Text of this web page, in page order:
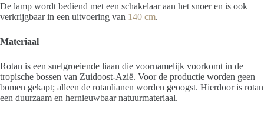
De lamp wordt bediend met een schakelaar aan het snoer en is ook
verkrijgbaar in een uitvoering van 140 cm.
Materiaal
Rotan is een snelgroeiende liaan die voornamelijk voorkomt in de
tropische bossen van Zuidoost-Azië. Voor de productie worden geen
bomen gekapt; alleen de rotanlianen worden geoogst. Hierdoor is rotan
een duurzaam en hernieuwbaar natuurmateriaal.